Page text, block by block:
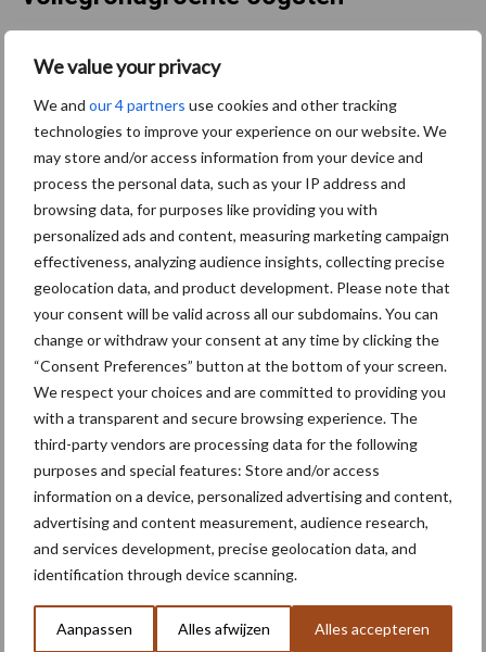
We value your privacy
We and our 4 partners use cookies and other tracking
technologies to improve your experience on our website. We
may store and/or access information from your device and
process the personal data, such as your IP address and
browsing data, for purposes like providing you with
personalized ads and content, measuring marketing campaign
effectiveness, analyzing audience insights, collecting precise
geolocation data, and product development. Please note that
your consent will be valid across all our subdomains. You can
change or withdraw your consent at any time by clicking the
“Consent Preferences” button at the bottom of your screen.
We respect your choices and are committed to providing you
with a transparent and secure browsing experience. The
third-party vendors are processing data for the following
purposes and special features: Store and/or access
information on a device, personalized advertising and content,
advertising and content measurement, audience research,
and services development, precise geolocation data, and
identification through device scanning.
Aanpassen Alles afwijzen Alles accepteren
In de bestrijding van trips
hangt alles met elkaar
samen
Jumbo kiest voor
biologische quinoa uit
Nederland
Beanovation geeft
Nederlandse veldbonen en
edamame een plek op het
bord
Themapagina's
Machines Duurzaamheid